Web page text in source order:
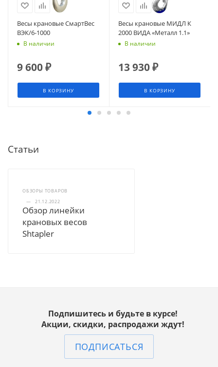
Весы крановые СмартВес
ВЭК/6-1000
В наличии
9 600₽
В КОРЗИНУ
Весы крановые МИДЛ К
2000 ВИДА «Металл 1.1»
В наличии
13 930₽
В КОРЗИНУ
Статьи
ОБЗОРЫ ТОВАРОВ
—
21.12.2022
Обзор линейки
крановых весов
Shtapler
Подпишитесь и будьте в курсе!
Акции, скидки, распродажи ждут!
ПОДПИСАТЬСЯ